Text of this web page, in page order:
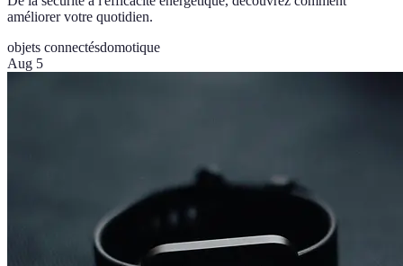
améliorer votre quotidien.
objets connectésdomotique
Aug 5